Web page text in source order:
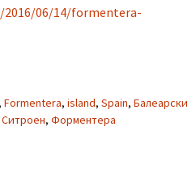
06/14/formentera-
, Formentera, island, Spain, Балеарски
Ситроен, Форментера